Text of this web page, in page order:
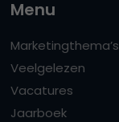
Menu
Marketingthema’s
Veelgelezen
Vacatures
Jaarboek